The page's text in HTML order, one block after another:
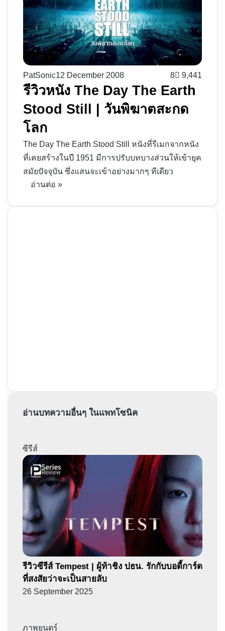
PatSonic12 December 2008 8 9,441
รีวิวหนัง The Day The Earth
Stood Still | วันพิฆาตสะกด
โลก
The Day The Earth Stood Still หนังที่รีเมกจากหนัง
ที่เคยสร้างในปี 1951 มีการปรับบทบางส่วนให้เข้ายุค
สมัยปัจจุบัน ซึ่งแสนจะเข้าอย่างมากๆ ทีเดียว
อ่านต่อ »
อ่านบทความอื่นๆ ในแพทโซนิค
ซีรีส์
รีวิวซีรีส์ Tempest | ผู้ท้าชิง ปธน. รักกับบอดี้การ์ด
ที่สงสัยว่าจะเป็นสายลับ
26 September 2025
ภาพยนตร์